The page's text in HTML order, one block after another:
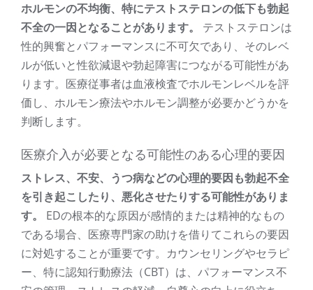
ホルモンの不均衡、特にテストステロンの低下も勃起
不全の一因となることがあります。
テストステロンは
性的興奮とパフォーマンスに不可欠であり、そのレベ
ルが低いと性欲減退や勃起障害につながる可能性があ
ります。医療従事者は血液検査でホルモンレベルを評
価し、ホルモン療法やホルモン調整が必要かどうかを
判断します。
医療介入が必要となる可能性のある心理的要因
ストレス、不安、うつ病などの心理的要因も勃起不全
を引き起こしたり、悪化させたりする可能性がありま
す。
EDの根本的な原因が感情的または精神的なもの
である場合、医療専門家の助けを借りてこれらの要因
に対処することが重要です。カウンセリングやセラピ
ー、特に認知行動療法（CBT）は、パフォーマンス不